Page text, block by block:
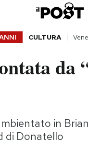
CULTURA
da
in
di Donatello